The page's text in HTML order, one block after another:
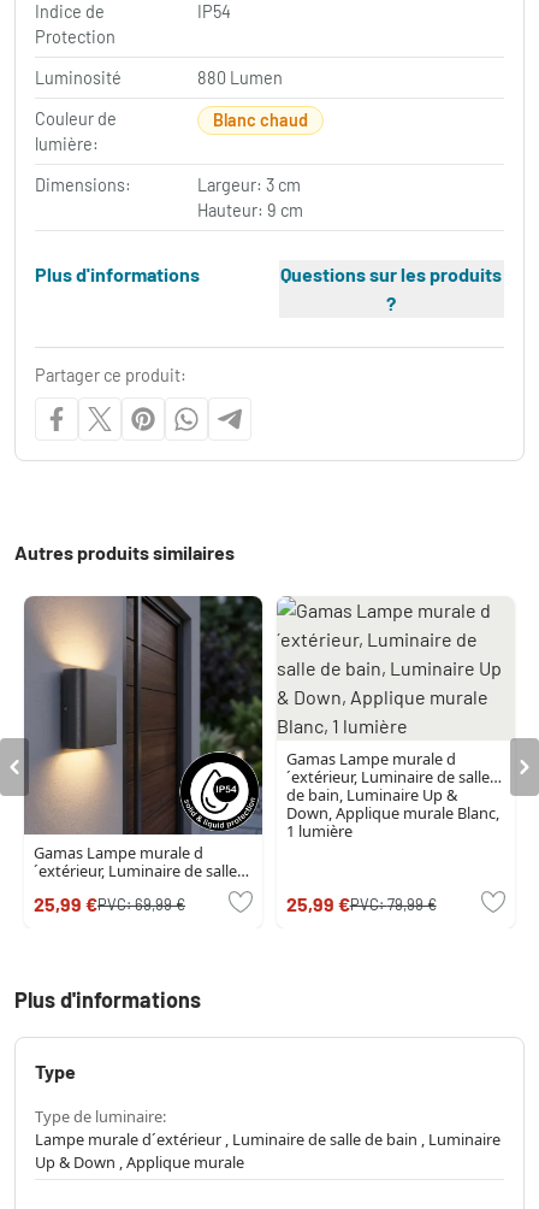
Indice de
Protection
IP54
Luminosité
880 Lumen
Couleur de
lumière:
Blanc chaud
Dimensions:
Largeur: 3 cm
Hauteur: 9 cm
Plus d'informations
Questions sur les produits
?
Partager ce produit:
Autres produits similaires
Gamas Lampe murale d
´extérieur, Luminaire de salle
Down, Applique murale LED
25,99 €PVC:69,99 €
Gamas Lampe murale d
´extérieur, Luminaire de salle
de bain, Luminaire Up &
Down, Applique murale Blanc,
1 lumière
25,99 €PVC:79,99 €
Plus d'informations
Type
Type de luminaire:
Lampe murale d´extérieur , Luminaire de salle de bain , Luminaire
Up & Down , Applique murale